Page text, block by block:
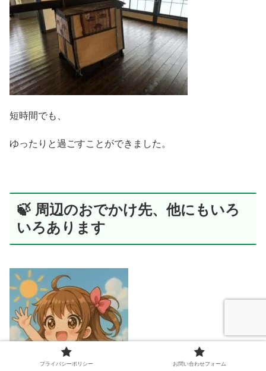
短時間でも、
ゆったりと過ごすことができました。
🍃 周辺のおでかけ先、他にもいろ
いろあります
プライバシーポリシー お問い合わせフォーム